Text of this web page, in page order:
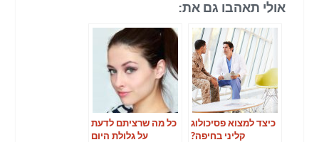
אולי תאהבו גם את:
כיצד למצוא פסיכולוג
קליני בחיפה?
כל מה שרציתם לדעת
על גלולת היום